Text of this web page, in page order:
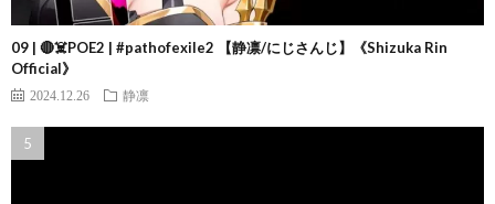
09 | 🔴☠️POE2 | #pathofexile2 【静凛/にじさんじ】《Shizuka Rin
Official》
2024.12.26 静凛